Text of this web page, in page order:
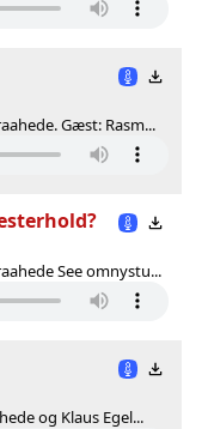
Gæst: Rasm...
See omnystu...
og Klaus Egel...